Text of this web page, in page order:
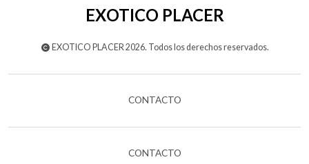
EXOTICO PLACER
EXOTICO PLACER 2026. Todos los derechos reservados.
CONTACTO
CONTACTO